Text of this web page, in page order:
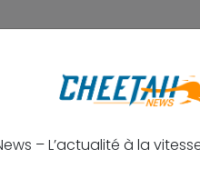
de
– L’actualité à la